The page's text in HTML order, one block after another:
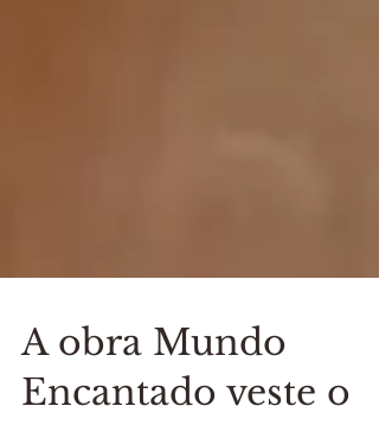
A obra Mundo